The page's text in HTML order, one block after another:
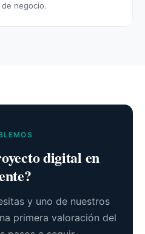
de negocio.
digital en
y uno de nuestros
primera valoración del